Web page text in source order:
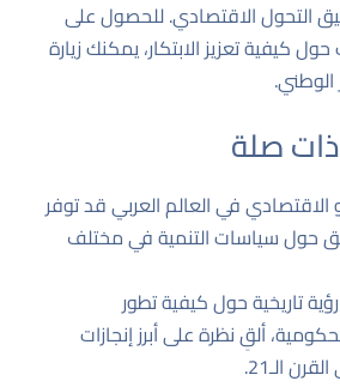
التحول الاقتصادي. للحصول على
كيفية تعزيز الابتكار، يمكنك زيارة
الوطني.
ذات صلة
في العالم العربيقد توفر
حول سياسات التنمية في مختلف
تاريخية حول كيفية تطور
ألقِ نظرة علىأبرز إنجازات
الـ21 .